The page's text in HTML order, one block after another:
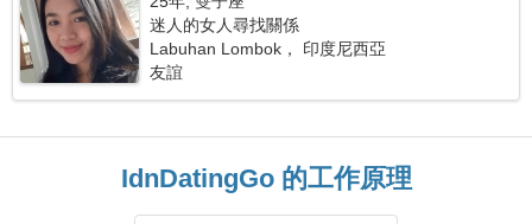
迷人的女人尋找關係
Labuhan Lombok， 印度尼西亞
友誼
IdnDatingGo 的工作原理